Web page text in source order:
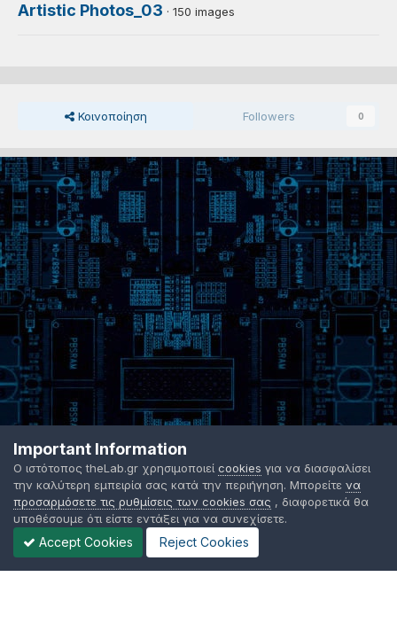
Artistic Photos_03 · 150 images
Κοινοποίηση Followers 0
Important Information
Ο ιστότοπος theLab.gr χρησιμοποιεί cookies για να διασφαλίσει
την καλύτερη εμπειρία σας κατά την περιήγηση. Μπορείτε να
προσαρμόσετε τις ρυθμίσεις των cookies σας , διαφορετικά θα
υποθέσουμε ότι είστε εντάξει για να συνεχίσετε.
Accept Cookies Reject Cookies